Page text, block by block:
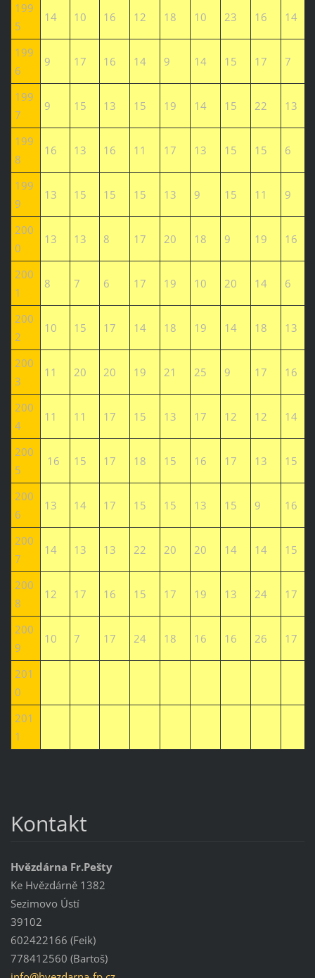
199
5
14 10 16 12 18 10 23 16 14
199
6
9 17 16 14 9 14 15 17 7
199
7
9 15 13 15 19 14 15 22 13
199
8
16 13 16 11 17 13 15 15 6
199
9
13 15 15 15 13 9 15 11 9
200
0
13 13 8 17 20 18 9 19 16
200
1
8 7 6 17 19 10 20 14 6
200
2
10 15 17 14 18 19 14 18 13
200
3
11 20 20 19 21 25 9 17 16
200
4
11 11 17 15 13 17 12 12 14
200
5
16 15 17 18 15 16 17 13 15
200
6
13 14 17 15 15 13 15 9 16
200
7
14 13 13 22 20 20 14 14 15
200
8
12 17 16 15 17 19 13 24 17
200
9
10 7 17 24 18 16 16 26 17
201
0
201
1
Kontakt
Hvězdárna Fr.Pešty
Ke Hvězdárně 1382
Sezimovo Ústí
39102
602422166 (Feik)
778412560 (Bartoš)